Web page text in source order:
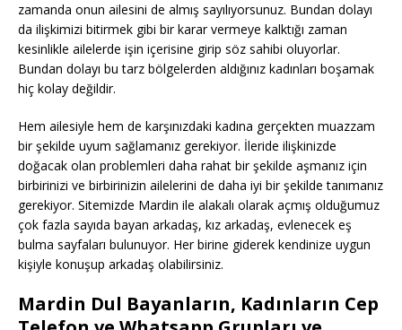
zamanda onun ailesini de almış sayılıyorsunuz. Bundan dolayı
da ilişkimizi bitirmek gibi bir karar vermeye kalktığı zaman
kesinlikle ailelerde işin içerisine girip söz sahibi oluyorlar.
Bundan dolayı bu tarz bölgelerden aldığınız kadınları boşamak
hiç kolay değildir.
Hem ailesiyle hem de karşınızdaki kadına gerçekten muazzam
bir şekilde uyum sağlamanız gerekiyor. İleride ilişkinizde
doğacak olan problemleri daha rahat bir şekilde aşmanız için
birbirinizi ve birbirinizin ailelerini de daha iyi bir şekilde tanımanız
gerekiyor. Sitemizde Mardin ile alakalı olarak açmış olduğumuz
çok fazla sayıda bayan arkadaş, kız arkadaş, evlenecek eş
bulma sayfaları bulunuyor. Her birine giderek kendinize uygun
kişiyle konuşup arkadaş olabilirsiniz.
Mardin Dul Bayanların, Kadınların Cep